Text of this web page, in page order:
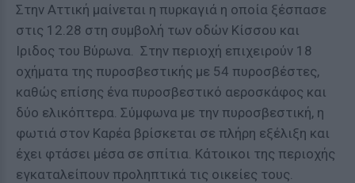
Στην Αττική μαίνεται η πυρκαγιά η οποία ξέσπασε
στις 12.28 στη συμβολή των οδών Κίσσου και
Ιριδος του Βύρωνα. Στην περιοχή επιχειρούν 18
οχήματα της πυροσβεστικής με 54 πυροσβέστες,
καθώς επίσης ένα πυροσβεστικό αεροσκάφος και
δύο ελικόπτερα. Σύμφωνα με την πυροσβεστική, η
φωτιά στον Καρέα βρίσκεται σε πλήρη εξέλιξη και
έχει φτάσει μέσα σε σπίτια. Κάτοικοι της περιοχής
εγκαταλείπουν προληπτικά τις οικείες τους.